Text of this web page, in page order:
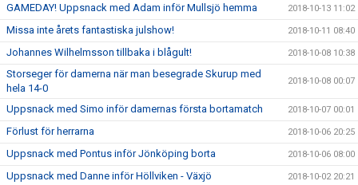
GAMEDAY! Uppsnack med Adam inför Mullsjö hemma 2018-10-13 11:02
Missa inte årets fantastiska julshow! 2018-10-11 08:40
Johannes Wilhelmsson tillbaka i blågult! 2018-10-08 10:38
Storseger för damerna när man besegrade Skurup med
hela 14-0
2018-10-08 00:07
Uppsnack med Simo inför damernas första bortamatch 2018-10-07 00:01
Förlust för herrarna 2018-10-06 20:25
Uppsnack med Pontus inför Jönköping borta 2018-10-06 08:00
Uppsnack med Danne inför Höllviken - Växjö 2018-10-02 20:21